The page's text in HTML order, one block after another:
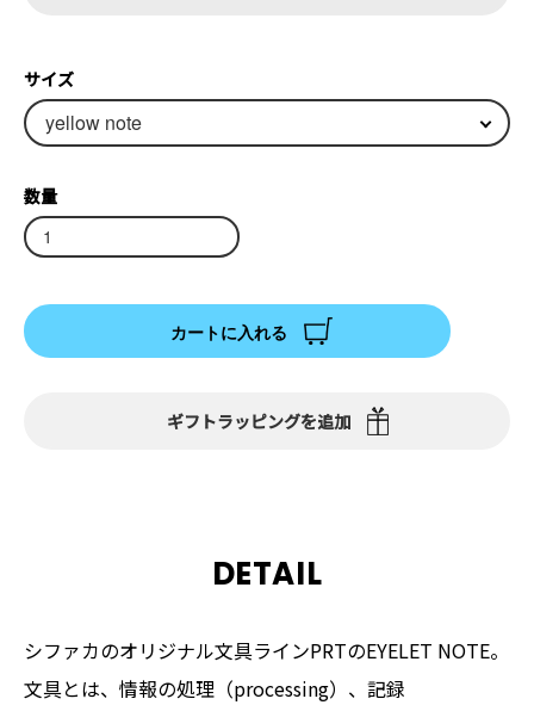
サイズ
数量
カートに入れる
ギフトラッピングを追加
DETAIL
シファカのオリジナル文具ラインPRTのEYELET NOTE。
文具とは、情報の処理（processing）、記録